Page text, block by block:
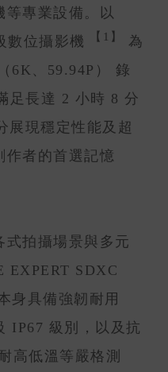
等專業設備。以
數位攝影機
【1】
為
6K、59.94P） 錄
足長達 2 小時 8 分
展現穩定性能及超
作者的首選記憶
拍攝場景與多元
EXPERT SDXC
身具備強韌耐用
IP67 級別，以及抗
高低溫等嚴格測